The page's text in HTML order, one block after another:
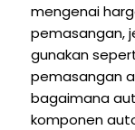
mengenai
pemasangan,
gunakan
pemasangan
bagaimana
komponen